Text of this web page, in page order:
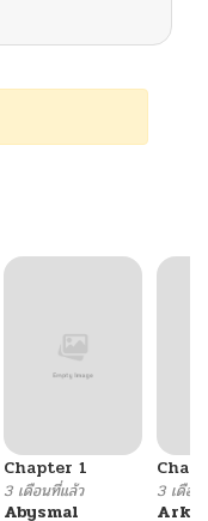
Chapter 1
3 เดือนที่แล้ว
Abysmal
3 เดือน